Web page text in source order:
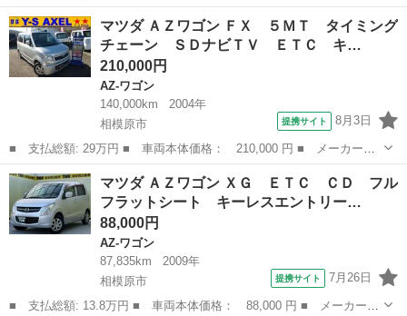
マツダ ＡＺワゴン ＦＸ ５ＭＴ タイミング
チェーン ＳＤナビＴＶ ＥＴＣ キ…
210,000円
AZ-ワゴン
140,000km
2004年
相模原市
提携サイト 8月3日
■ 支払総額: 29万円 ■ 車両本体価格： 210,000 円 ■ メーカー
名： マツダ ■ 車種名： ＡＺワゴン ■ グレード名： ＦＸ ５
ＭＴ タイミングチェーン ＳＤナビＴＶ ＥＴＣ キーレス アル
ミ ■ 排気量：...
神奈川 相模原市 AZ-ワゴン
マツダ ＡＺワゴン ＸＧ ＥＴＣ ＣＤ フル
フラットシート キーレスエントリー…
88,000円
AZ-ワゴン
87,835km
2009年
相模原市
提携サイト 7月26日
■ 支払総額: 13.8万円 ■ 車両本体価格： 88,000 円 ■ メーカー